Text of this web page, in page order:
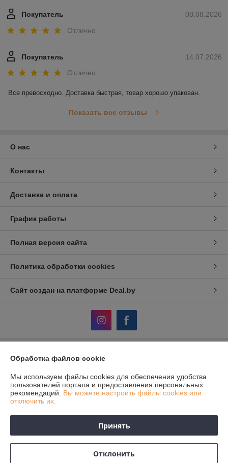
08.08.2026
Покупатель
Отлично
14.07.2026
Покупатель
Отлично
Все превосходно. Доставка быстрая, товар хорошо упакован.
Показать все отзывы
О нас
Контакты
Доставка и оплата
График работы
Полная версия сайта
Политика обработки cookies
Сайт создан на платформе Deal.by
Информация для покупателя
Юридическое лицо:ЧТУП «АвтоДСтехно»
г. Минск, ул. Тимирязева, 10-211
Регистрационный номер ЕГР: 690849380
УНП: 690849380
Регистрационный орган: Исполком Дзержинского района
Дата регистрации компании: 05.12.2012
Обработка файлов cookie
Мы используем файлы cookies для обеспечения удобства
пользователей портала и предоставления персональных
рекомендаций. Вы можете настроить файлы cookies или
отключить их.
Принять
Отклонить